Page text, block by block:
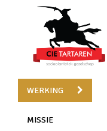
WERKING
MISSIE